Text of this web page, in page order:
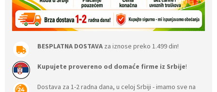
BESPLATNA DOSTAVA za iznose preko 1.499 din!
Kupujete provereno od domaće firme iz Srbije!
Dostava za 1-2 radna dana, u celoj Srbiji - imamo sve na